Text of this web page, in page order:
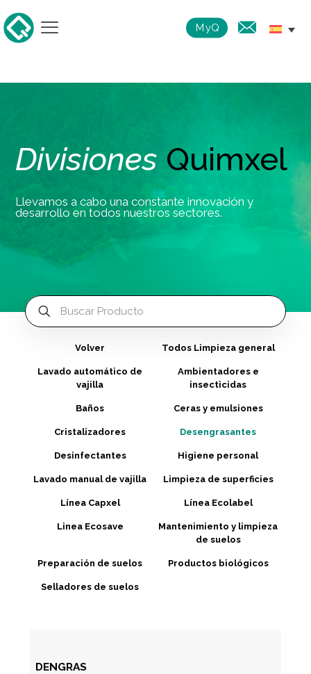
MyQ
Divisiones Quimxel
Llevamos a cabo una constante innovación y
desarrollo en todos nuestros sectores.
Volver Todos Limpieza general
Lavado automático de
vajilla
Ambientadores e
insecticidas
Baños Ceras y emulsiones
Cristalizadores Desengrasantes
Desinfectantes Higiene personal
Lavado manual de vajilla Limpieza de superficies
Línea Capxel Línea Ecolabel
Linea Ecosave
Mantenimiento y limpieza
de suelos
Preparación de suelos Productos biológicos
Selladores de suelos
DENGRAS